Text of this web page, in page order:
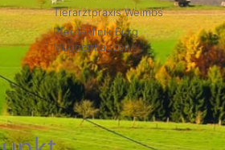
Tierarztpraxis Weimbs
Pferdeklinik Burg
Müggenhausen